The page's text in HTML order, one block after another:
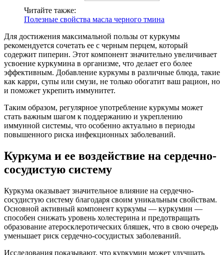
Читайте также:
Полезные свойства масла черного тмина
Для достижения максимальной пользы от куркумы
рекомендуется сочетать ее с черным перцем, который
содержит пиперин. Этот компонент значительно увеличивает
усвоение куркумина в организме, что делает его более
эффективным. Добавление куркумы в различные блюда, такие
как карри, супы или смузи, не только обогатит ваш рацион, но
и поможет укрепить иммунитет.
Таким образом, регулярное употребление куркумы может
стать важным шагом к поддержанию и укреплению
иммунной системы, что особенно актуально в периоды
повышенного риска инфекционных заболеваний.
Куркума и ее воздействие на сердечно-
сосудистую систему
Куркума оказывает значительное влияние на сердечно-
сосудистую систему благодаря своим уникальным свойствам.
Основной активный компонент куркумы — куркумин —
способен снижать уровень холестерина и предотвращать
образование атеросклеротических бляшек, что в свою очередь
уменьшает риск сердечно-сосудистых заболеваний.
Исследования показывают, что куркумин может улучшать